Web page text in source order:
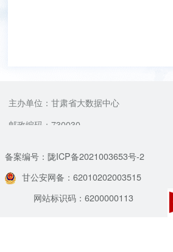
主办单位：甘肃省大数据中心
邮政编码：730030
备案编号：陇ICP备2021003653号-2
甘公安网备：62010202003515
网站标识码：6200000113